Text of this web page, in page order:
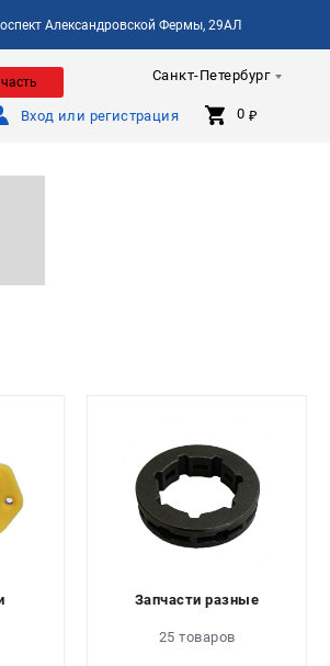
Александровской Фермы, 29АЛ
Санкт-Петербург
Вход или регистрация 0 ₽
Запчасти разные
25 товаров